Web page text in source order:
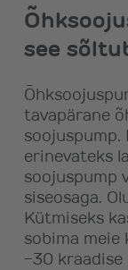
see
tavapärane
soojuspump.
erinevateks
soojuspump
siseosaga.
Kütmiseks
sobima meie
-30 kraadise